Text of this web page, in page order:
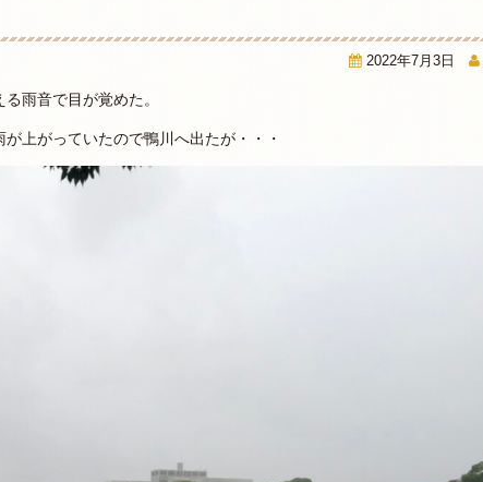
2022年7月3日
雨音で目が覚めた。
上がっていたので鴨川へ出たが・・・